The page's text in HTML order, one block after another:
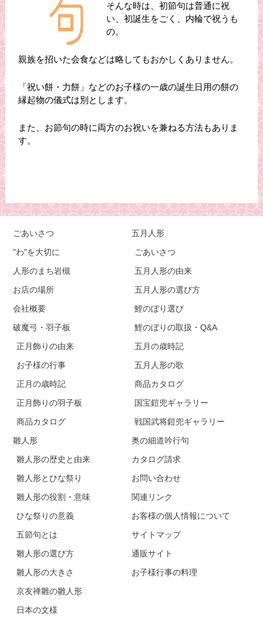
そんな時は、初節句は普通に祝
い、初誕生をごく、内輪で祝うも
の。
親族を招いた会食などは略してもおかしくありません。
「祝い餅・力餅」などのお子様の一歳の誕生日用の餅の
縁起物の儀式は別とします。
また、お節句の時に両方のお祝いを兼ねる方法もありま
す。
ごあいさつ
"わ"を大切に
人形のまち岩槻
お店の場所
会社概要
破魔弓・羽子板
正月飾りの由来
お子様の行事
正月の歳時記
正月飾りの羽子板
商品カタログ
雛人形
雛人形の歴史と由来
雛人形とひな祭り
雛人形の役割・意味
ひな祭りの意義
五節句とは
雛人形の選び方
雛人形の大きさ
京友禅雛の雛人形
日本の文様
五月人形
ごあいさつ
五月人形の由来
五月人形の選び方
鯉のぼり選び
鯉のぼりの取扱・Q&A
五月の歳時記
五月人形の歌
商品カタログ
国宝鎧兜ギャラリー
戦国武将鎧兜ギャラリー
奥の細道吟行句
カタログ請求
お問い合わせ
関連リンク
お客様の個人情報について
サイトマップ
通販サイト
お子様行事の料理